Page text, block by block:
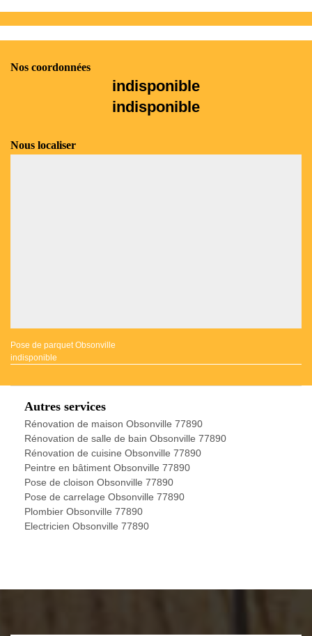
Nos coordonnées
indisponible
indisponible
Nous localiser
Pose de parquet Obsonville
indisponible
Autres services
Rénovation de maison Obsonville 77890
Rénovation de salle de bain Obsonville 77890
Rénovation de cuisine Obsonville 77890
Peintre en bâtiment Obsonville 77890
Pose de cloison Obsonville 77890
Pose de carrelage Obsonville 77890
Plombier Obsonville 77890
Electricien Obsonville 77890